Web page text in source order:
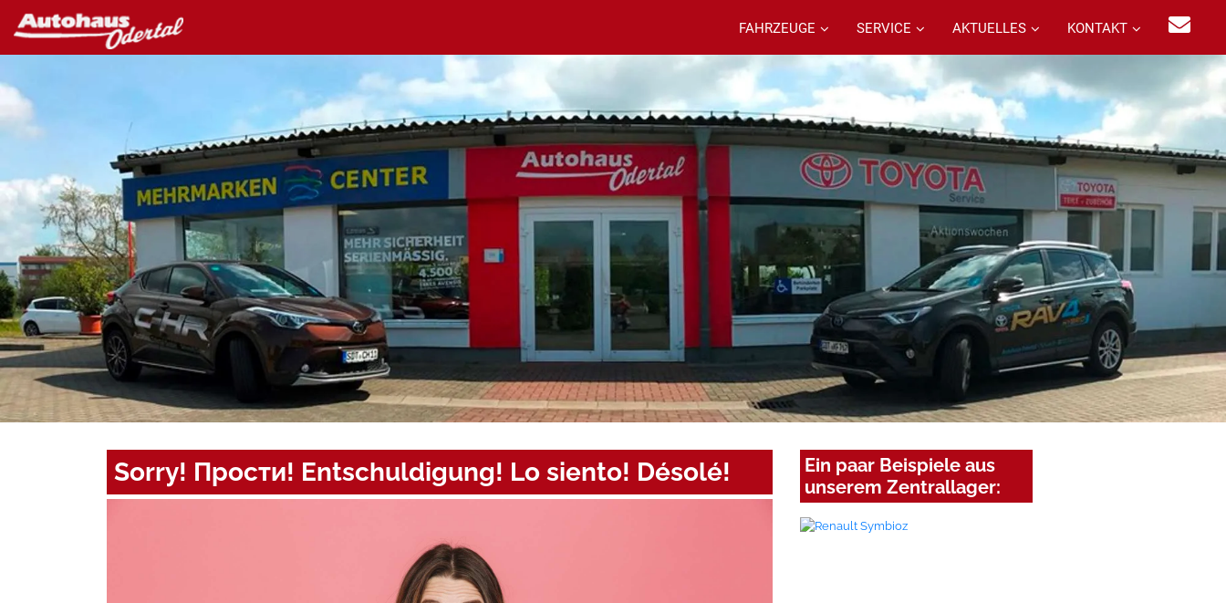
FAHRZEUGE SERVICE AKTUELLES KONTAKT
Sorry! Прости! Entschuldigung! Lo siento! Désolé!
Ein paar Beispiele aus
unserem Zentrallager: